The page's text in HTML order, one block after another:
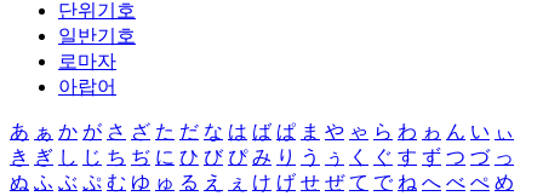
단위기호
일반기호
로마자
아랍어
あ ぁ か が さ ざ た だ な は ば ぱ ま や ゃ ら わ ゎ ん い ぃ
き ぎ し じ ち ぢ に ひ び ぴ み り う ぅ く ぐ す ず つ づ っ
ぬ ふ ぶ ぷ む ゆ ゅ る え ぇ け げ せ ぜ て で ね へ べ ぺ め